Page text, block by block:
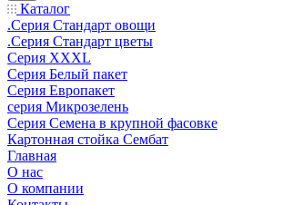
Каталог
.Серия Стандарт овощи
.Серия Стандарт цветы
Серия XXXL
Серия Белый пакет
Серия Европакет
серия Микрозелень
Серия Семена в крупной фасовке
Картонная стойка Сембат
Главная
О нас
О компании